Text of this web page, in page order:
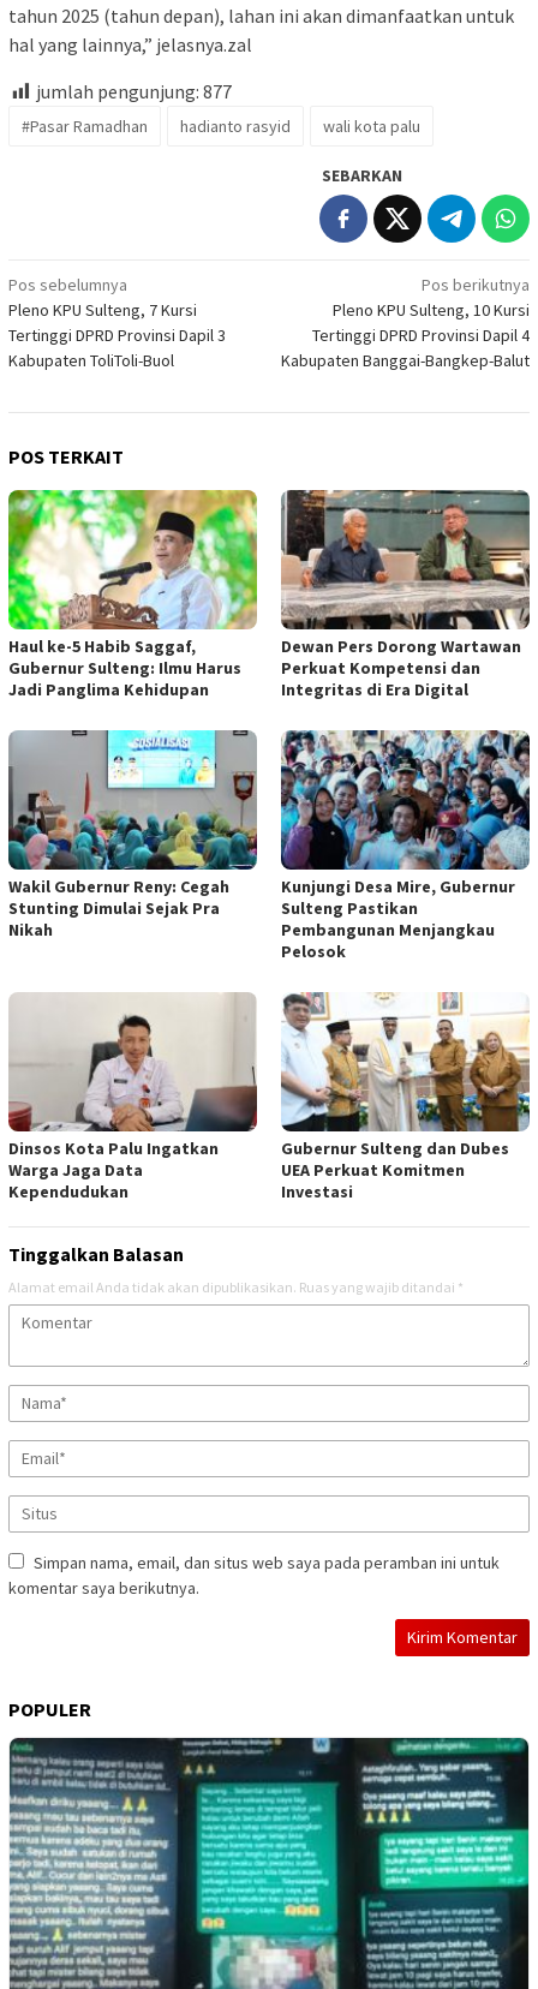
tahun 2025 (tahun depan), lahan ini akan dimanfaatkan untuk
hal yang lainnya,” jelasnya.zal
jumlah pengunjung: 877
#Pasar Ramadhan hadianto rasyid wali kota palu
SEBARKAN
Navigasi
pos
Pos sebelumnya
Pleno KPU Sulteng, 7 Kursi
Tertinggi DPRD Provinsi Dapil 3
Kabupaten ToliToli-Buol
Pos berikutnya
Pleno KPU Sulteng, 10 Kursi
Tertinggi DPRD Provinsi Dapil 4
Kabupaten Banggai-Bangkep-Balut
POS TERKAIT
Haul ke-5 Habib Saggaf,
Gubernur Sulteng: Ilmu Harus
Jadi Panglima Kehidupan
Dewan Pers Dorong Wartawan
Perkuat Kompetensi dan
Integritas di Era Digital
Wakil Gubernur Reny: Cegah
Stunting Dimulai Sejak Pra
Nikah
Kunjungi Desa Mire, Gubernur
Sulteng Pastikan
Pembangunan Menjangkau
Pelosok
Dinsos Kota Palu Ingatkan
Warga Jaga Data
Kependudukan
Gubernur Sulteng dan Dubes
UEA Perkuat Komitmen
Investasi
Tinggalkan Balasan
Alamat email Anda tidak akan dipublikasikan. Ruas yang wajib ditandai *
Simpan nama, email, dan situs web saya pada peramban ini untuk
komentar saya berikutnya.
POPULER